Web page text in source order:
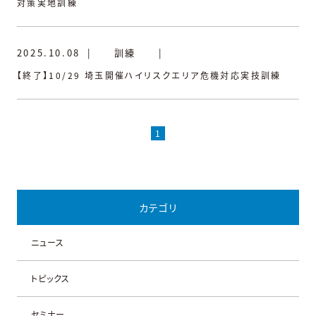
対策実地訓練
2025.10.08 | 訓練 |
【終了】10/29 埼玉開催ハイリスクエリア危機対応実技訓練
1
カテゴリ
ニュース
トピックス